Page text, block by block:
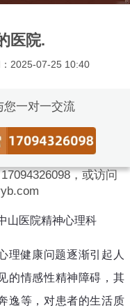
医院.
2025-07-25 10:40
您一对一交流
，或访问
医院精神心理科
理健康问题逐渐引起人
的情感性精神障碍，其
逸等，对患者的生活质